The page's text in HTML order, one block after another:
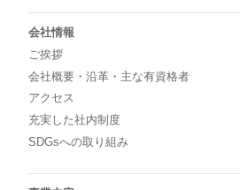
会社情報
ご挨拶
会社概要・沿革・主な有資格者
アクセス
充実した社内制度
SDGsへの取り組み